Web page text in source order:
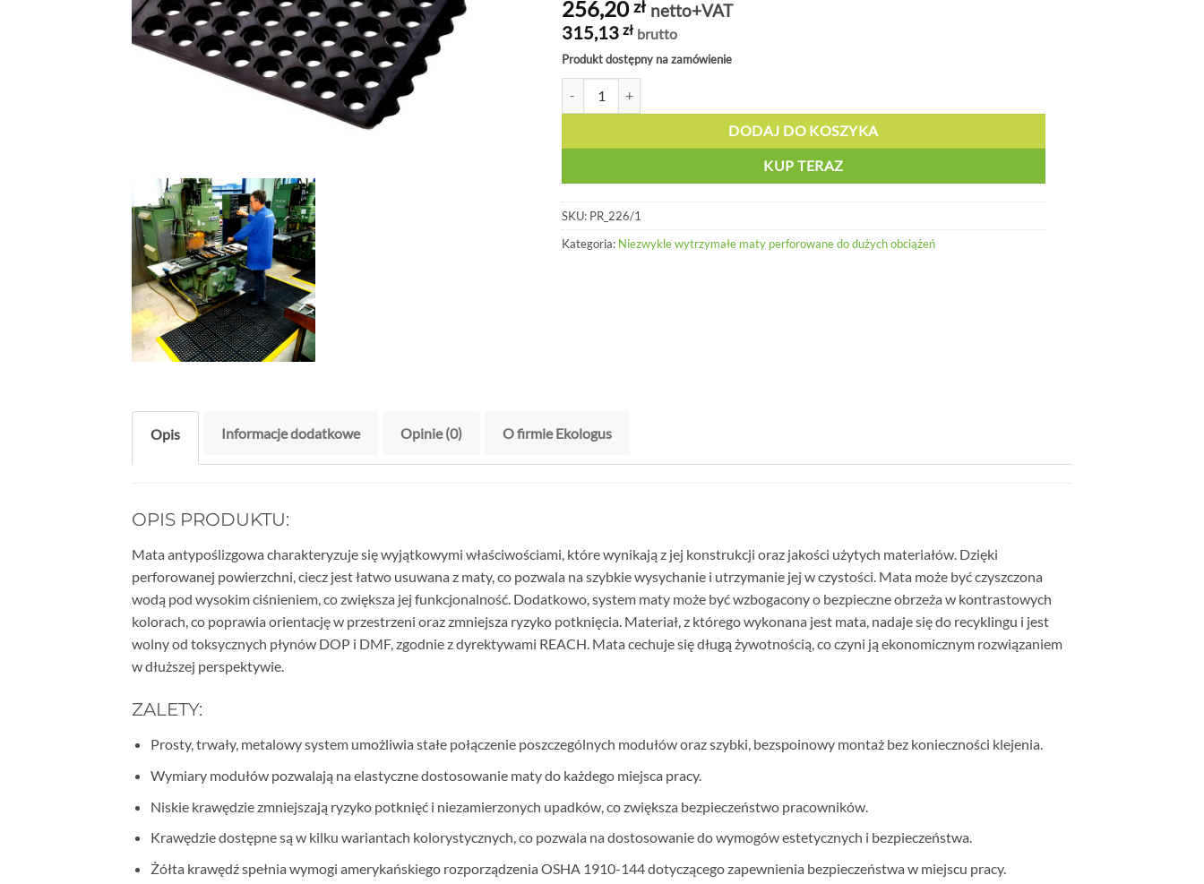
256,20zł netto+VAT
315,13 zł brutto
Produkt dostępny na zamówienie
DODAJ DO KOSZYKA
KUP TERAZ
SKU: PR_226/1
Kategoria: Niezwykle wytrzymałe maty perforowane do dużych obciążeń
Opis Informacje dodatkowe Opinie (0) O firmie Ekologus
OPIS PRODUKTU:
Mata antypoślizgowa charakteryzuje się wyjątkowymi właściwościami, które wynikają z jej konstrukcji oraz jakości użytych materiałów. Dzięki
perforowanej powierzchni, ciecz jest łatwo usuwana z maty, co pozwala na szybkie wysychanie i utrzymanie jej w czystości. Mata może być czyszczona
wodą pod wysokim ciśnieniem, co zwiększa jej funkcjonalność. Dodatkowo, system maty może być wzbogacony o bezpieczne obrzeża w kontrastowych
kolorach, co poprawia orientację w przestrzeni oraz zmniejsza ryzyko potknięcia. Materiał, z którego wykonana jest mata, nadaje się do recyklingu i jest
wolny od toksycznych płynów DOP i DMF, zgodnie z dyrektywami REACH. Mata cechuje się długą żywotnością, co czyni ją ekonomicznym rozwiązaniem
w dłuższej perspektywie.
ZALETY:
Prosty, trwały, metalowy system umożliwia stałe połączenie poszczególnych modułów oraz szybki, bezspoinowy montaż bez konieczności klejenia.
Wymiary modułów pozwalają na elastyczne dostosowanie maty do każdego miejsca pracy.
Niskie krawędzie zmniejszają ryzyko potknięć i niezamierzonych upadków, co zwiększa bezpieczeństwo pracowników.
Krawędzie dostępne są w kilku wariantach kolorystycznych, co pozwala na dostosowanie do wymogów estetycznych i bezpieczeństwa.
Żółta krawędź spełnia wymogi amerykańskiego rozporządzenia OSHA 1910-144 dotyczącego zapewnienia bezpieczeństwa w miejscu pracy.